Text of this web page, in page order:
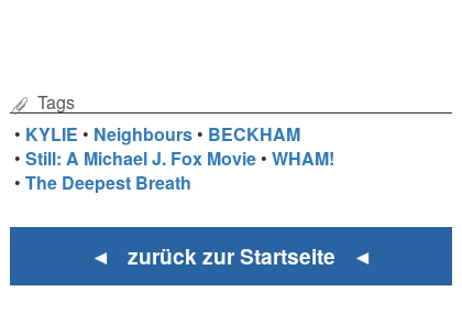
Tags
• KYLIE • Neighbours • BECKHAM
•Still: A Michael J. Fox Movie •WHAM!
•The Deepest Breath
◄ zurück zur Startseite ◄